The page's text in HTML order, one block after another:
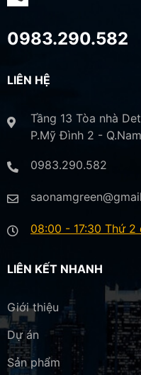
0983.290.582
LIÊN HỆ
Tầng 13 Tòa nhà
P.Mỹ Đình 2 -
0983.290.582
08:00 - 17:30 Thứ 2
LIÊN KẾT NHANH
Giới thiệu
Dự án
Sản phẩm